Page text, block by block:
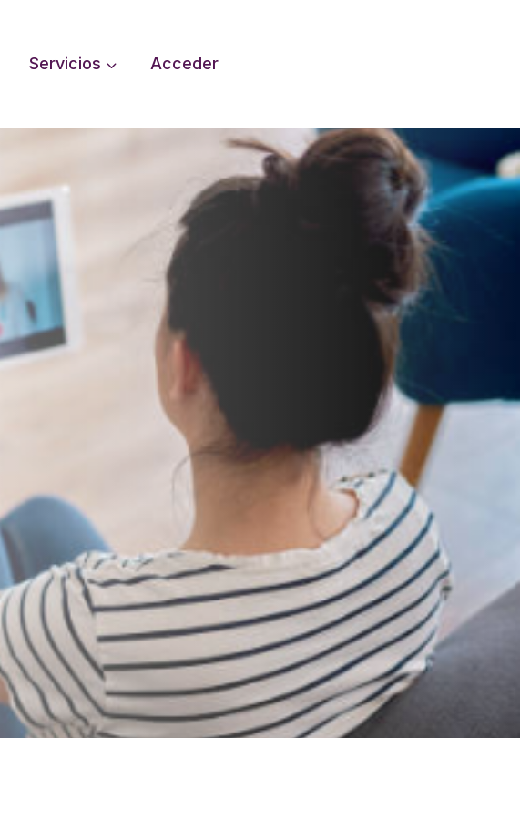
Servicios Acceder